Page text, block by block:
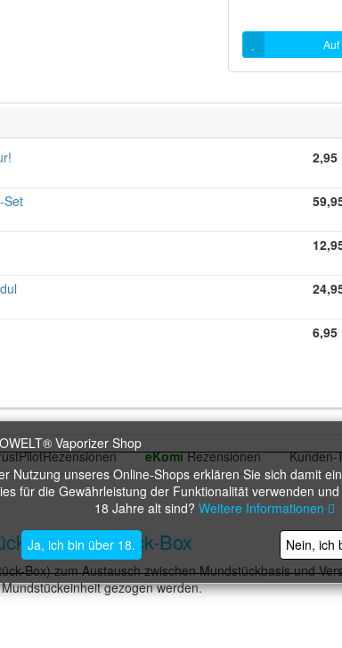
Nutzung unseres Online-Shops erklären Sie sich damit
für die Gewährleistung der Funktionalität verwenden
18 Jahre alt sind? Weitere Informationen
Ja, ich bin über 18. Nein, ich
2,95
Set
6,95
Rezensionen eKomiRezensionen Kunden-
- 3 Stück-Box
Box) zum Austausch zwischen Mundstückbasis und
gezogen werden.